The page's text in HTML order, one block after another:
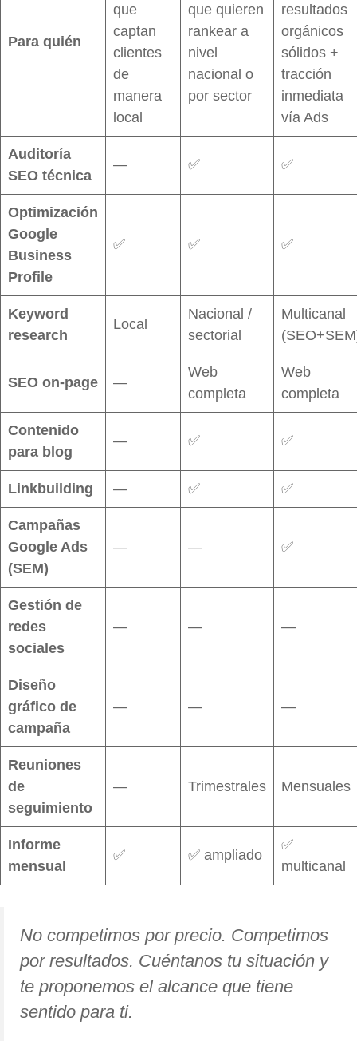
Para quién
que
captan
clientes
de
manera
local
que quieren
rankear a
nivel
nacional o
por sector
resultados
orgánicos
sólidos +
tracción
inmediata
vía Ads
Auditoría
SEO técnica
— ✅ ✅
Optimización
Google
Business
Profile
✅ ✅ ✅
Keyword
research
Local
Nacional /
sectorial
Multicanal
SEO on-page —
Web
completa
Web
completa
Contenido
para blog
— ✅ ✅
Linkbuilding — ✅ ✅
Campañas
Google Ads
(SEM)
— — ✅
Gestión de
redes
sociales
— — —
Diseño
gráfico de
campaña
— — —
Reuniones
de
seguimiento
— Trimestrales Mensuales
Informe
mensual
✅ ✅ ampliado
✅
multicanal
No competimos por precio. Competimos
por resultados. Cuéntanos tu situación y
te proponemos el alcance que tiene
sentido para ti.